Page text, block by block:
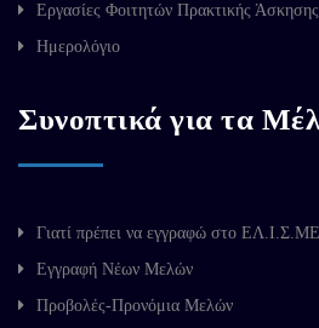
Εργασίες Φοιτητών Πρακτικής
Ημερολόγιο
Συνοπτικά για τα
Γιατί πρέπει να εγγραφώ στο
Εγγραφή Νέων Μελών
Προβολές-Προνόμια Μελών